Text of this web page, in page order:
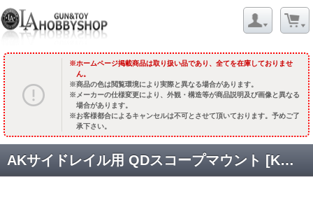
ホームページ掲載商品は取り扱い品であり、全てを在庫しておりませ
ん。
商品の色は閲覧環境により実際と異なる場合があります。
メーカーの仕様変更により、外観・構造等が商品説明及び画像と異なる
場合があります。
お客様都合によるキャンセルは不可とさせて頂いております。予めご了
承下さい。
AKサイドレイル用 QDスコープマウント [KW-MT-011] ブラック [取寄]